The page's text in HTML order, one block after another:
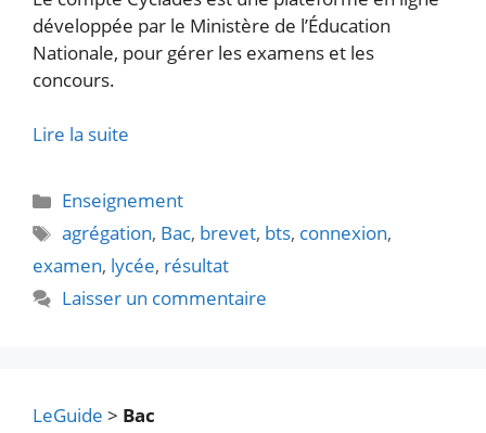
développée par le Ministère de l’Éducation
Nationale, pour gérer les examens et les
concours.
Lire la suite
Catégories
Enseignement
Étiquettes
agrégation, Bac, brevet, bts, connexion,
examen, lycée, résultat
Laisser un commentaire
LeGuide > Bac